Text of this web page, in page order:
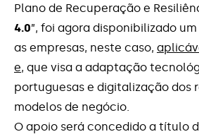
Plano de Recuperação e
4.0”, foi agora disponibilizado
as empresas, neste caso,
e, que visa a adaptação
portuguesas e digitalização dos
modelos de negócio.
O apoio será concedido a título